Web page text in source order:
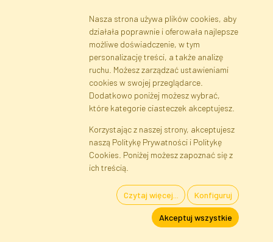
Zapisz się
Dane rejestrowe Regulamin
Polityka Prywatności
Pomoc
Mapa serwisu
Cookies Język
Kwiaty i Rośliny Sztuczne · Hurtownia i Sklep Internetowy · Bezpośredni
Importer · Warszawa, Błonie
Nasza strona używa plików cookies, aby
działała poprawnie i oferowała najlepsze
możliwe doświadczenie, w tym
personalizację treści, a także analizę
ruchu. Możesz zarządzać ustawieniami
cookies w swojej przeglądarce.
Dodatkowo poniżej możesz wybrać,
które kategorie ciasteczek akceptujesz.
Korzystając z naszej strony, akceptujesz
naszą Politykę Prywatności i Politykę
Cookies. Poniżej możesz zapoznać się z
ich treścią.
Czytaj więcej... Konfiguruj
Akceptuj wszystkie